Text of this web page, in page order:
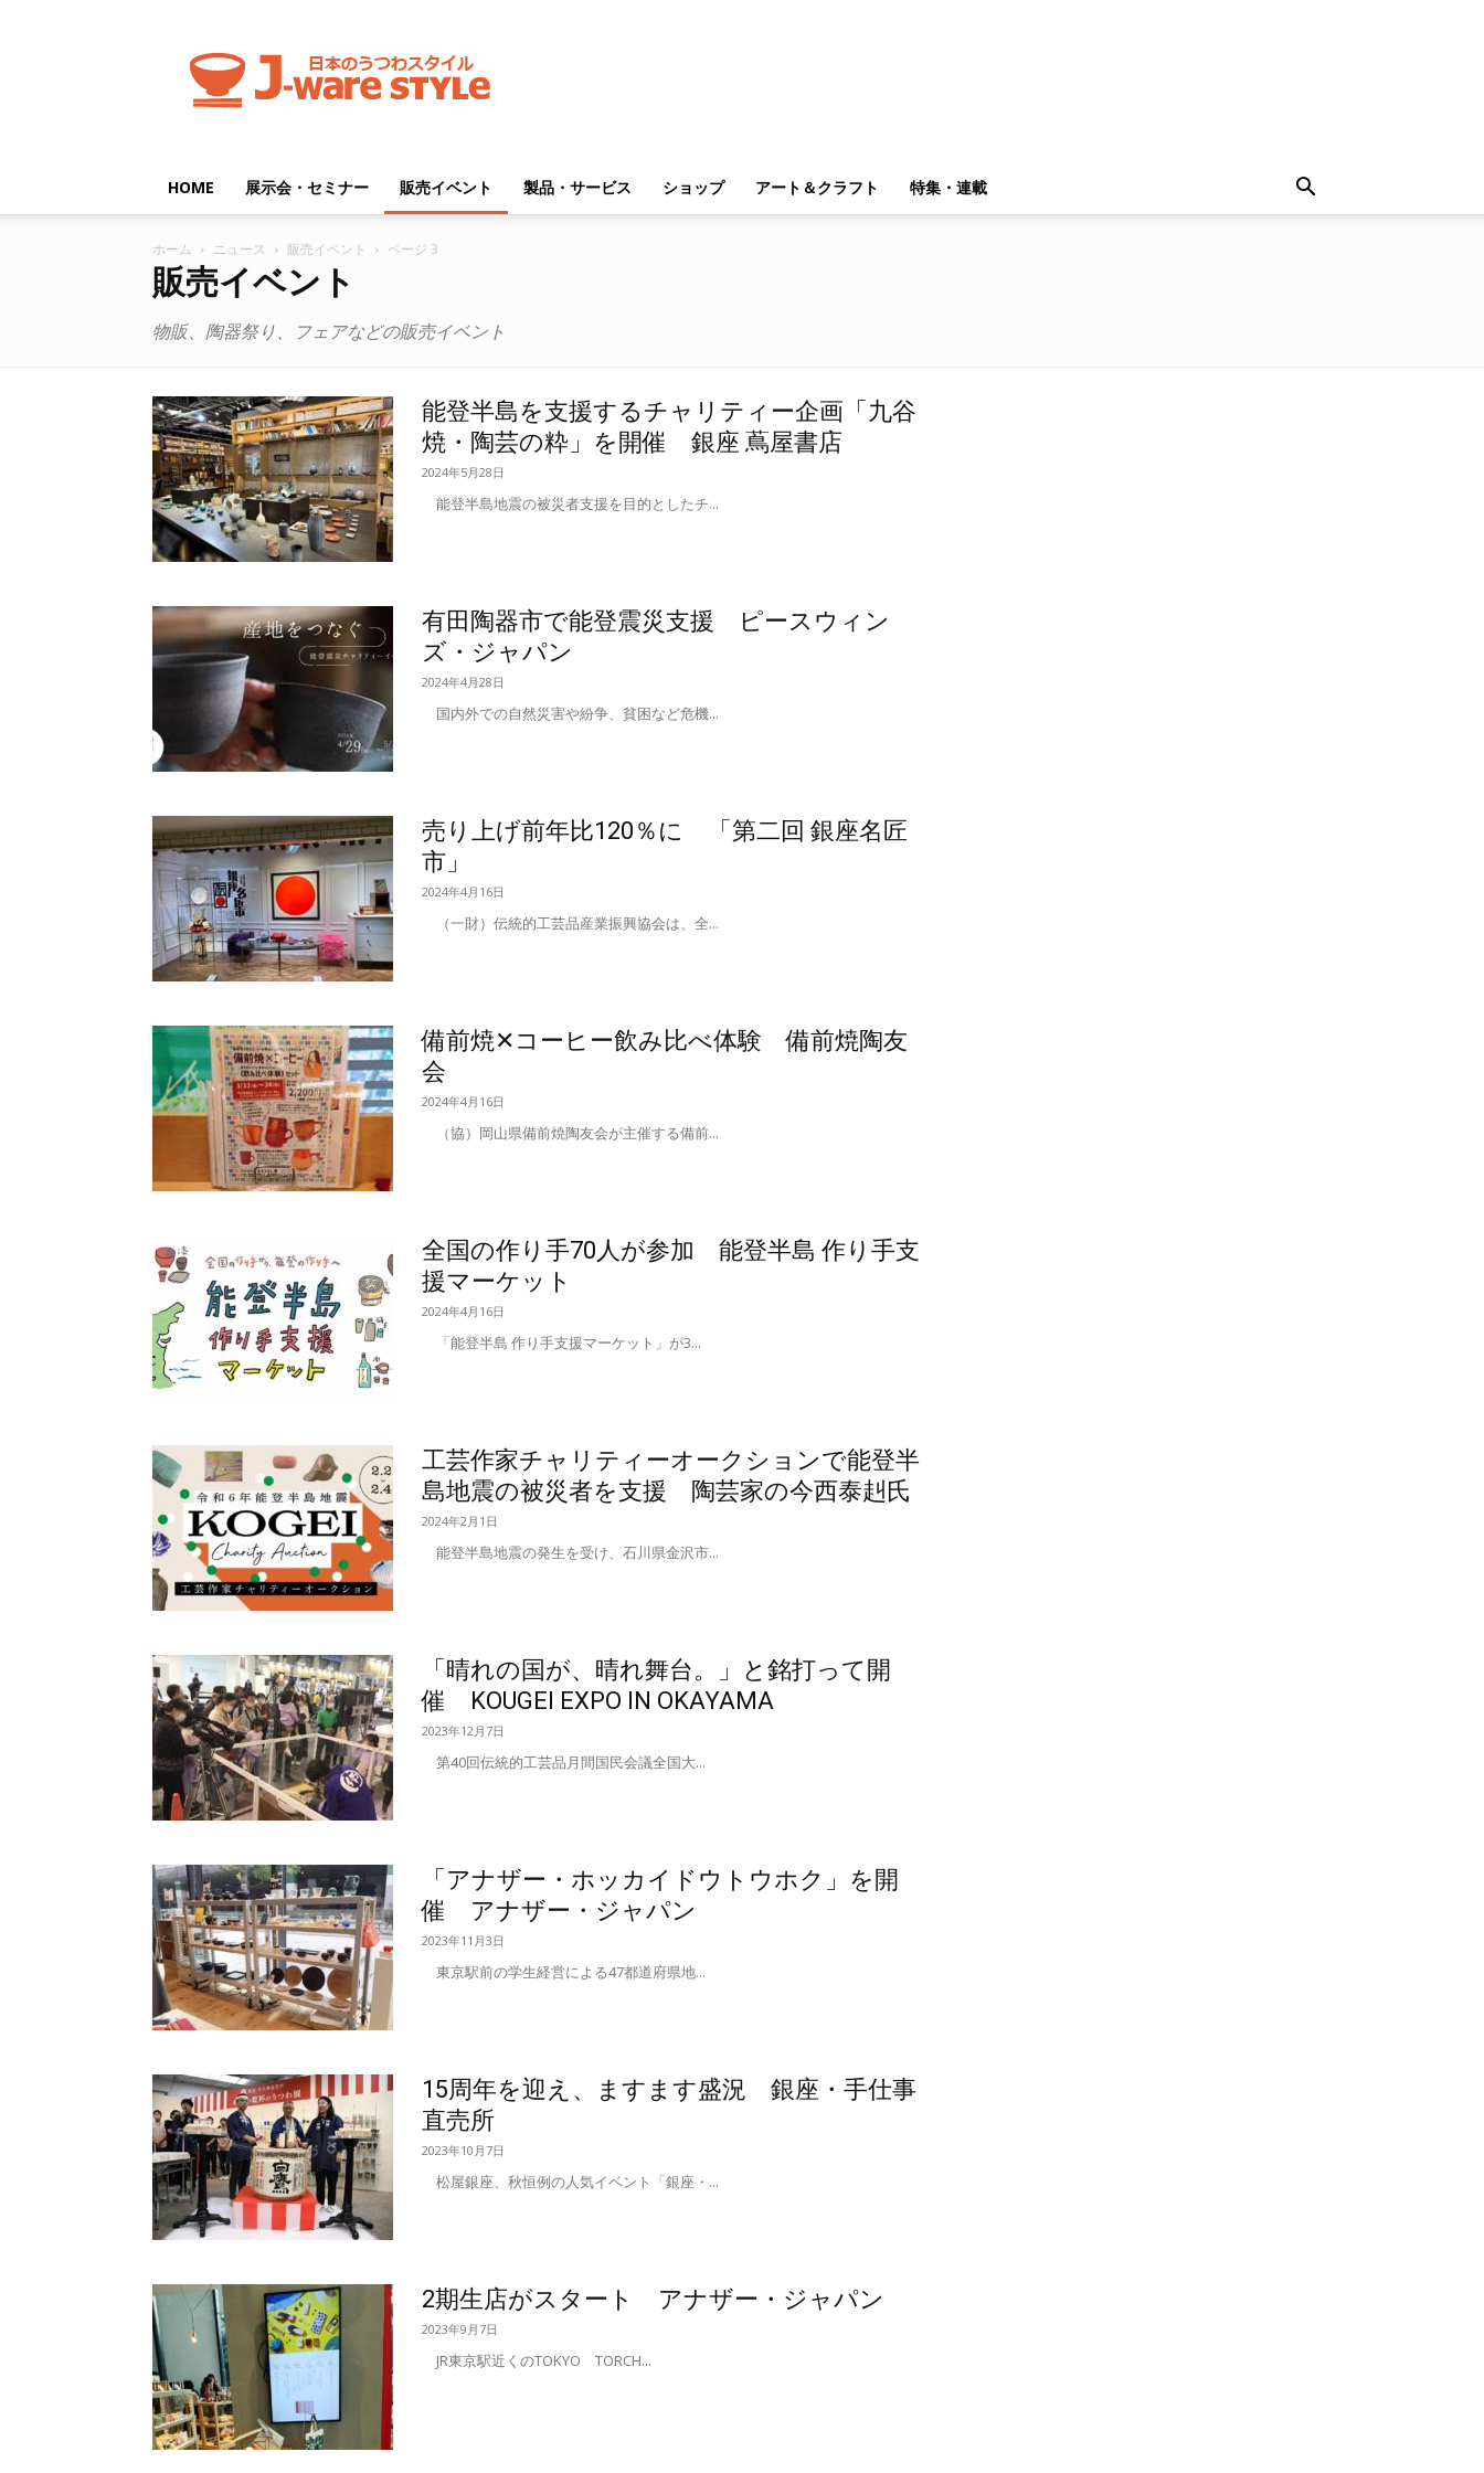
ware
Style
HOME 展示会・セミナー 販売イベント 製品・サービス ショップ アート＆クラフト 特集・連載
ホーム ニュース 販売イベント ページ 3
販売イベント
物販、陶器祭り、フェアなどの販売イベント
能登半島を支援するチャリティー企画「九谷
焼・陶芸の粋」を開催 銀座 蔦屋書店
2024年5月28日
能登半島地震の被災者支援を目的としたチ...
有田陶器市で能登震災支援 ピースウィン
ズ・ジャパン
2024年4月28日
国内外での自然災害や紛争、貧困など危機...
売り上げ前年比120％に 「第二回 銀座名匠
市」
2024年4月16日
（一財）伝統的工芸品産業振興協会は、全...
備前焼✕コーヒー飲み比べ体験 備前焼陶友
会
2024年4月16日
（協）岡山県備前焼陶友会が主催する備前...
全国の作り手70人が参加 能登半島 作り手支
援マーケット
2024年4月16日
「能登半島 作り手支援マーケット」が3...
工芸作家チャリティーオークションで能登半
島地震の被災者を支援 陶芸家の今西泰赳氏
2024年2月1日
能登半島地震の発生を受け、石川県金沢市...
「晴れの国が、晴れ舞台。」と銘打って開
催 KOUGEI EXPO IN OKAYAMA
2023年12月7日
第40回伝統的工芸品月間国民会議全国大...
「アナザー・ホッカイドウトウホク」を開
催 アナザー・ジャパン
2023年11月3日
東京駅前の学生経営による47都道府県地...
15周年を迎え、ますます盛況 銀座・手仕事
直売所
2023年10月7日
松屋銀座、秋恒例の人気イベント「銀座・...
2期生店がスタート アナザー・ジャパン
2023年9月7日
JR東京駅近くのTOKYO TORCH...